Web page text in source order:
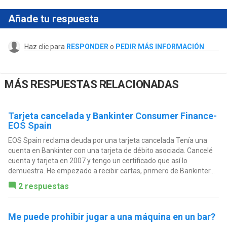
Añade tu respuesta
Haz clic para RESPONDER o PEDIR MÁS INFORMACIÓN
MÁS RESPUESTAS RELACIONADAS
Tarjeta cancelada y Bankinter Consumer Finance-
EOS Spain
EOS Spain reclama deuda por una tarjeta cancelada Tenía una
cuenta en Bankinter con una tarjeta de débito asociada. Cancelé
cuenta y tarjeta en 2007 y tengo un certificado que así lo
demuestra. He empezado a recibir cartas, primero de Bankinter...
2 respuestas
Me puede prohibir jugar a una máquina en un bar?